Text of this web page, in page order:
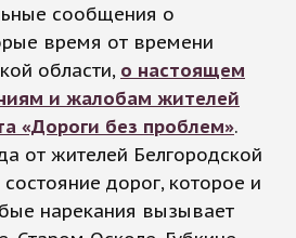
сообщения о
время от времени
области, о настоящем
и жалобам жителей
«Дороги без проблем».
от жителей Белгородской
дорог, которое и
нарекания вызывает